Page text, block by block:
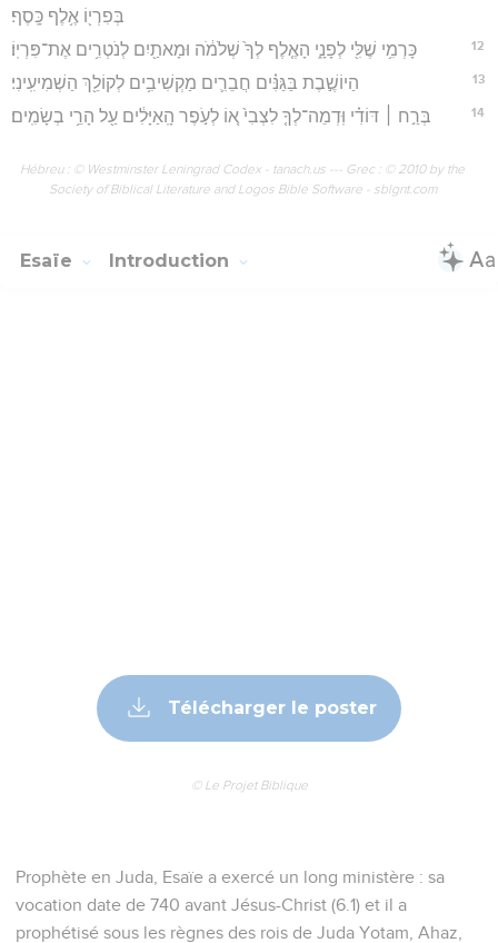
בְּפִרְי֖וֹ אֶ֥לֶף כָּֽסֶף׃
12 כָּרְמִ֥י שֶׁלִּ֖י לְפָנָ֑י הָאֶ֤לֶף לְךָ֙ שְׁלֹמֹ֔ה וּמָאתַ֖יִם לְנֹטְרִ֥ים אֶת־פִּרְיֽוֹ׃
13 הַיוֹשֶׁ֣בֶת בַּגַּנִּ֗ים חֲבֵרִ֛ים מַקְשִׁיבִ֥ים לְקוֹלֵ֖ךְ הַשְׁמִיעִֽינִי׃
14 בְּרַ֣ח ׀ דּוֹדִ֗י וּֽדְמֵה־לְךָ֤ לִצְבִי֙ א֚וֹ לְעֹ֣פֶר הָֽאַיָּלִ֔ים עַ֖ל הָרֵ֥י בְשָׂמִֽים׃
Hébreu : © Westminster Leningrad Codex - tanach.us --- Grec : © 2010 by the
Society of Biblical Literature and Logos Bible Software - sblgnt.com
Esaïe Introduction
Télécharger le poster
© Le Projet Biblique
Prophète en Juda, Esaïe a exercé un long ministère : sa
vocation date de 740 avant Jésus-Christ (6.1) et il a
prophétisé sous les règnes des rois de Juda Yotam, Ahaz,